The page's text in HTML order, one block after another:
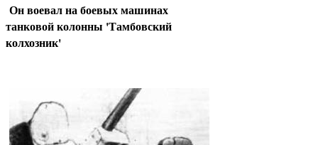
Он воевал на боевых машинах
танковой колонны 'Тамбовский
колхозник'